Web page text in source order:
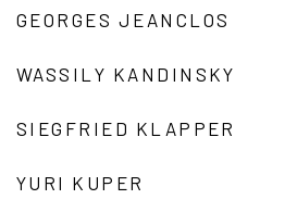
GEORGES JEANCLOS
WASSILY KANDINSKY
SIEGFRIED KLAPPER
YURI KUPER